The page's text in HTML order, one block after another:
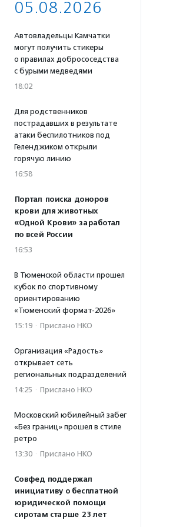
05.08.2026
Автовладельцы Камчатки
могут получить стикеры
о правилах добрососедства
с бурыми медведями
18:02
Для родственников
пострадавших в результате
атаки беспилотников под
Геленджиком открыли
горячую линию
16:58
Портал поиска доноров
крови для животных
«Одной Крови» заработал
по всей России
16:53
В Тюменской области прошел
кубок по спортивному
ориентированию
«Тюменский формат-2026»
15:19 · Прислано НКО
Организация «Радость»
открывает сеть
региональных подразделений
14:25 · Прислано НКО
Московский юбилейный забег
«Без границ» прошел в стиле
ретро
13:30 · Прислано НКО
Совфед поддержал
инициативу о бесплатной
юридической помощи
сиротам старше 23 лет